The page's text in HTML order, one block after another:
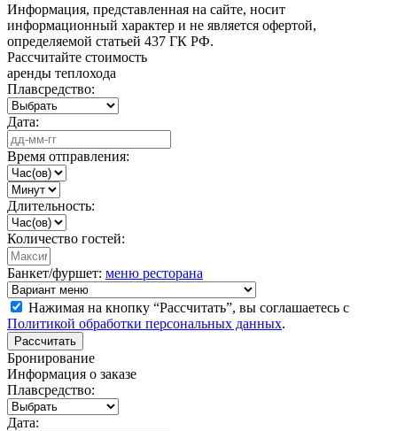
Информация, представленная на сайте, носит
информационный характер и не является офертой,
определяемой статьей 437 ГК РФ.
Рассчитайте стоимость
аренды теплохода
Плавсредство:
Дата:
Время отправления:
Длительность:
Количество гостей:
Банкет/фуршет: меню ресторана
Нажимая на кнопку “Рассчитать”, вы соглашаетесь с
Политикой обработки персональных данных.
Рассчитать
Бронирование
Информация о заказе
Плавсредство:
Дата: